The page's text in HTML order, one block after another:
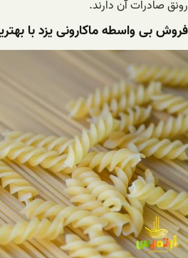
رونق صادرات آن دارند.
فروش بی واسطه ماکارونی یزد با